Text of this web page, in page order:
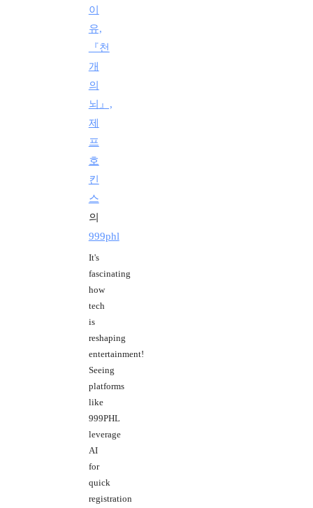
이
유,
『천
개
의
뇌』,
제
프
호
킨
스
의
999phl
It's
fascinating
how
tech
is
reshaping
entertainment!
Seeing
platforms
like
999PHL
leverage
AI
for
quick
registration